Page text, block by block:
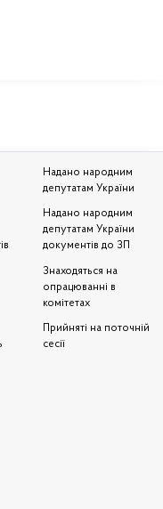
Надано народним
депутатам України
Надано народним
депутатам України
документів до ЗП
Знаходяться на
опрацюванні в
комітетах
Прийняті на поточній
сесії